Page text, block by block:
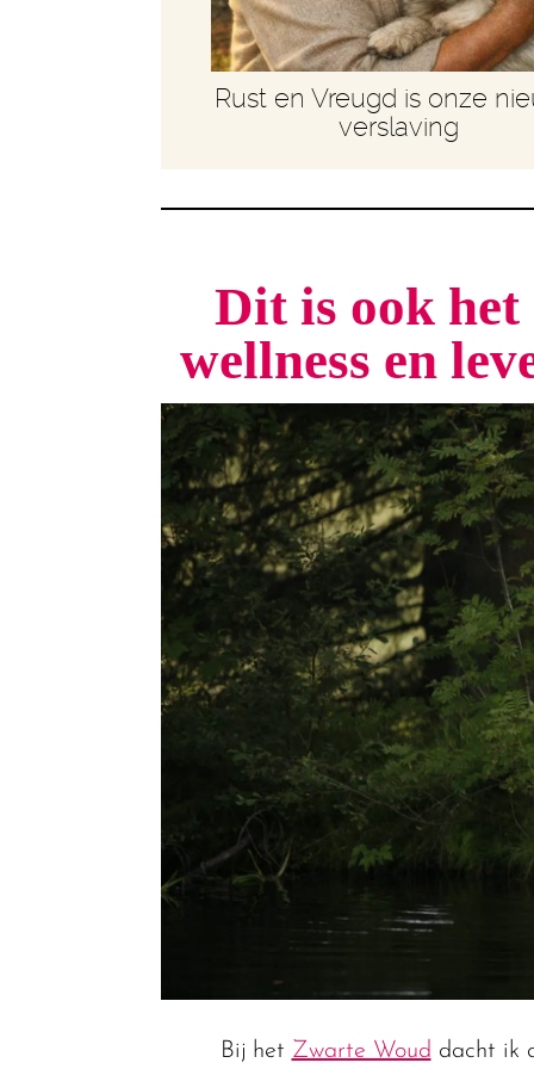
Rust en Vreugd is onze
verslaving
Dit is ook
wellness en
Bij het Zwarte Woud dacht ik